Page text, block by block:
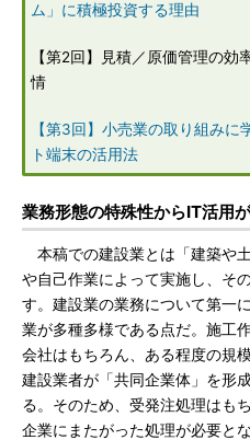
ム」に積極投資する理由
【第2回】見積／原価管理の
情
【第3回】小売業の取り組み
ト端末の活用法
業務形態の特殊性からIT活用
本稿での建設業とは「建築や
や自己作業によって実施し、そ
す。建設業の業務について第一
業が多種多様である点だ。施工
会社はもちろん、ある程度の規
建設業者が「共同企業体」を形
る。そのため、受発注処理はも
企業にまたがった処理が必要と